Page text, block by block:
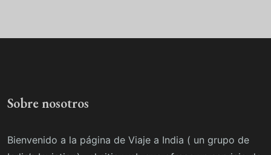
Sobre nosotros
Bienvenido a la página de Viaje a India ( un grupo de